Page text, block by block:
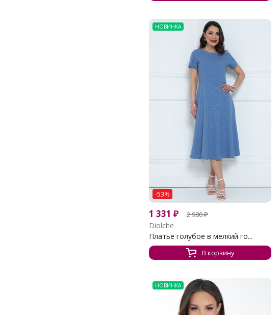
НОВИНКА
-53%
1 331 ₽ 2 980₽
Diolche
Платье голубое в мелкий го...
В корзину
НОВИНКА